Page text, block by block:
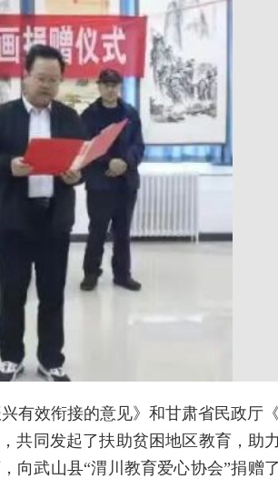
有效衔接的意见》和甘肃省民政厅
共同发起了扶助贫困地区教育，助
武山县“渭川教育爱心协会”捐